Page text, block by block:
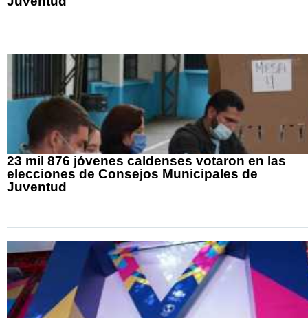
23 mil 876 jóvenes caldenses votaron en las
elecciones de Consejos Municipales de
Juventud